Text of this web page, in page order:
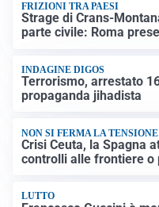
FRIZIONI TRA PAESI
Strage di Crans-
parte civile: Roma
INDAGINE DIGOS
Terrorismo, arrestato
propaganda jihadista
NON SI FERMA LA TENSIONE
Crisi Ceuta, la Spagna
controlli alle frontiere o
LUTTO